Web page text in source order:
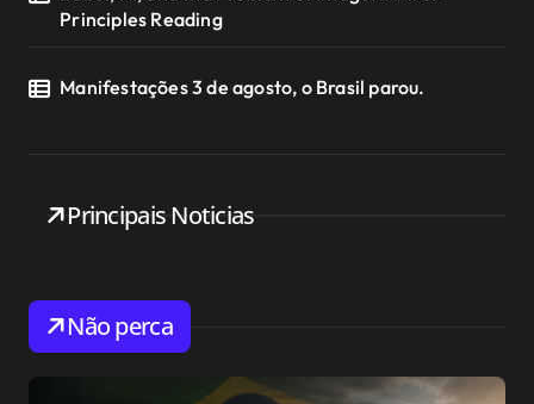
Principles Reading
Manifestações 3 de agosto, o Brasil parou.
Principais Noticias
Não perca